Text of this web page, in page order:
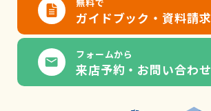
ガイドブック・資料請求
フォームから
来店予約・お問い合わせ